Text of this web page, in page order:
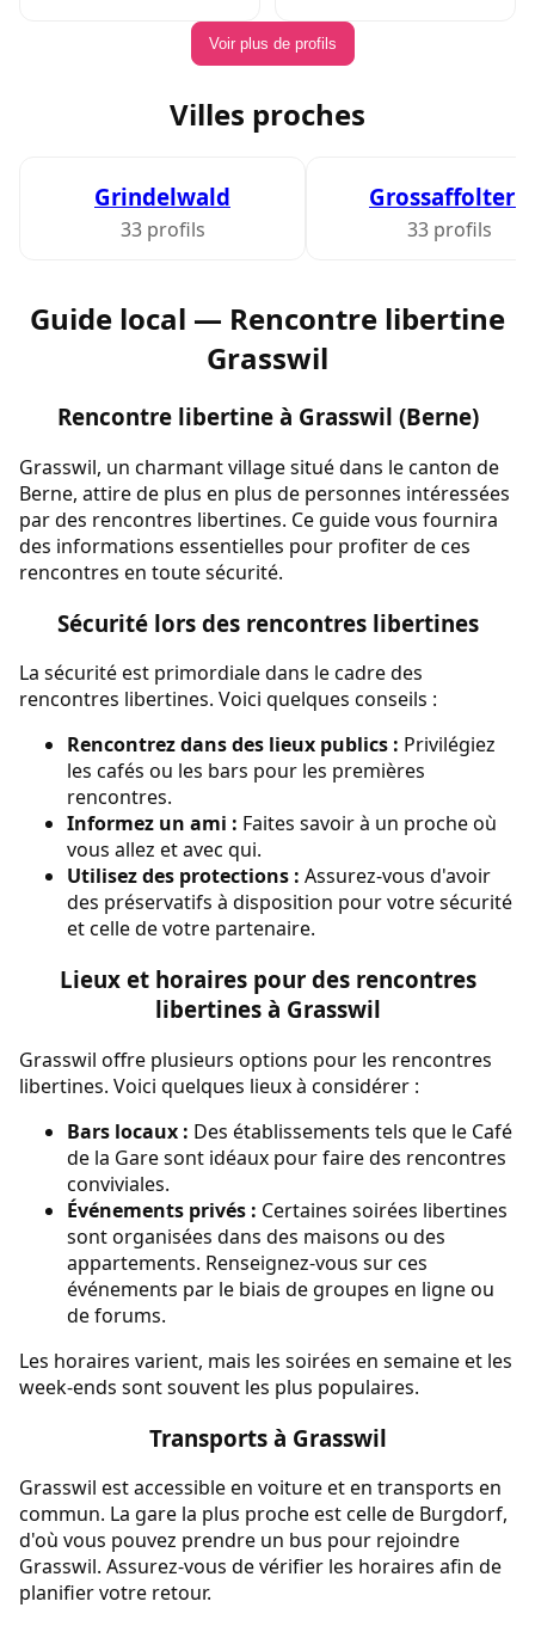
Voir plus de profils
Villes proches
Grindelwald
33 profils
Grossaffoltern
33 profils
Guide local — Rencontre libertine
Grasswil
Rencontre libertine à Grasswil (Berne)
Grasswil, un charmant village situé dans le canton de
Berne, attire de plus en plus de personnes intéressées
par des rencontres libertines. Ce guide vous fournira
des informations essentielles pour profiter de ces
rencontres en toute sécurité.
Sécurité lors des rencontres libertines
La sécurité est primordiale dans le cadre des
rencontres libertines. Voici quelques conseils :
Rencontrez dans des lieux publics : Privilégiez
les cafés ou les bars pour les premières
rencontres.
Informez un ami : Faites savoir à un proche où
vous allez et avec qui.
Utilisez des protections : Assurez-vous d'avoir
des préservatifs à disposition pour votre sécurité
et celle de votre partenaire.
Lieux et horaires pour des rencontres
libertines à Grasswil
Grasswil offre plusieurs options pour les rencontres
libertines. Voici quelques lieux à considérer :
Bars locaux : Des établissements tels que le Café
de la Gare sont idéaux pour faire des rencontres
conviviales.
Événements privés : Certaines soirées libertines
sont organisées dans des maisons ou des
appartements. Renseignez-vous sur ces
événements par le biais de groupes en ligne ou
de forums.
Les horaires varient, mais les soirées en semaine et les
week-ends sont souvent les plus populaires.
Transports à Grasswil
Grasswil est accessible en voiture et en transports en
commun. La gare la plus proche est celle de Burgdorf,
d'où vous pouvez prendre un bus pour rejoindre
Grasswil. Assurez-vous de vérifier les horaires afin de
planifier votre retour.